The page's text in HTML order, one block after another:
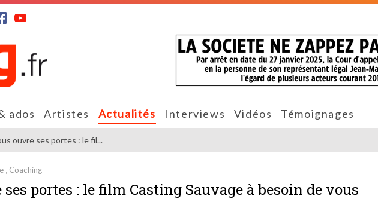
ados Artistes Actualités Interviews Vidéos Témoignages
ouvre ses portes : le fil...
Coaching
portes : le film Casting Sauvage à besoin de vous